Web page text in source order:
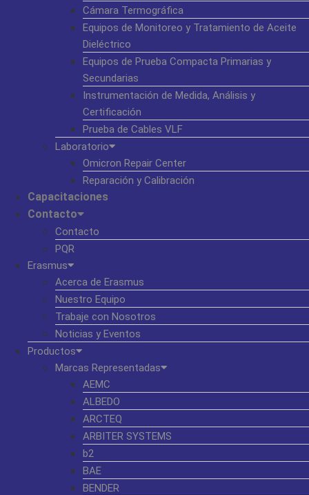
Cámara Termográfica
Equipos de Monitoreo y Tratamiento de Aceite
Dieléctrico
Equipos de Prueba Compacta Primarias y
Secundarias
Instrumentación de Medida, Análisis y
Certificación
Prueba de Cables VLF
Laboratorio
Omicron Repair Center
Reparación y Calibración
Capacitaciones
Contacto
Contacto
PQR
Erasmus
Acerca de Erasmus
Nuestro Equipo
Trabaje con Nosotros
Noticias y Eventos
Productos
Marcas Representadas
AEMC
ALBEDO
ARCTEQ
ARBITER SYSTEMS
b2
BAE
BENDER